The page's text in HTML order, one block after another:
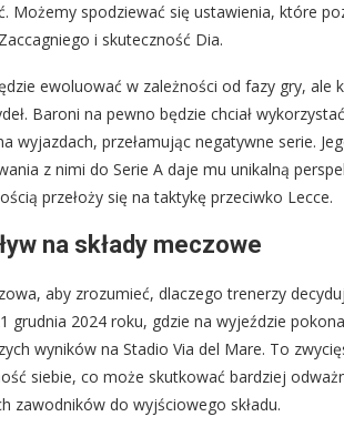
Możemy spodziewać się ustawienia, które
i skuteczność Dia.
ewoluować w zależności od fazy gry, ale
Baroni na pewno będzie chciał
wyjazdach, przełamując negatywne serie.
z nimi do Serie A daje mu unikalną
przełoży się na taktykę przeciwko Lecce.
na składy meczowe
aby zrozumieć, dlaczego trenerzy
grudnia 2024 roku, gdzie na wyjeździe
wyników na Stadio Via del Mare. To
siebie, co może skutkować bardziej
zawodników do wyjściowego składu.